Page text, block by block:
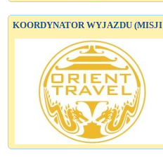
KOORDYNATOR WYJAZDU (MISJI